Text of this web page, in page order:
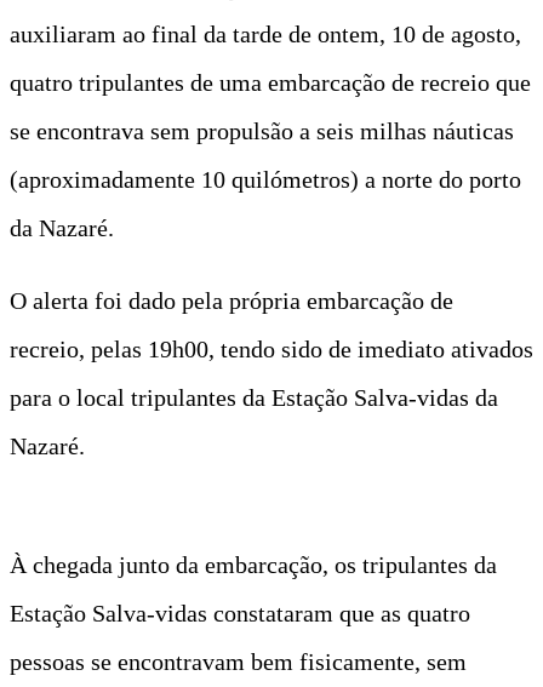
auxiliaram ao final da tarde de ontem, 10 de agosto,
quatro tripulantes de uma embarcação de recreio que
se encontrava sem propulsão a seis milhas náuticas
(aproximadamente 10 quilómetros) a norte do porto
da Nazaré.
O alerta foi dado pela própria embarcação de
recreio, pelas 19h00, tendo sido de imediato ativados
para o local tripulantes da Estação Salva-vidas da
Nazaré.
À chegada junto da embarcação, os tripulantes da
Estação Salva-vidas constataram que as quatro
pessoas se encontravam bem fisicamente, sem